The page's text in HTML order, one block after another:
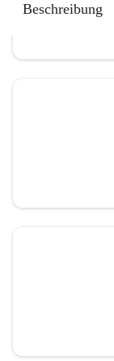
Beschreibung